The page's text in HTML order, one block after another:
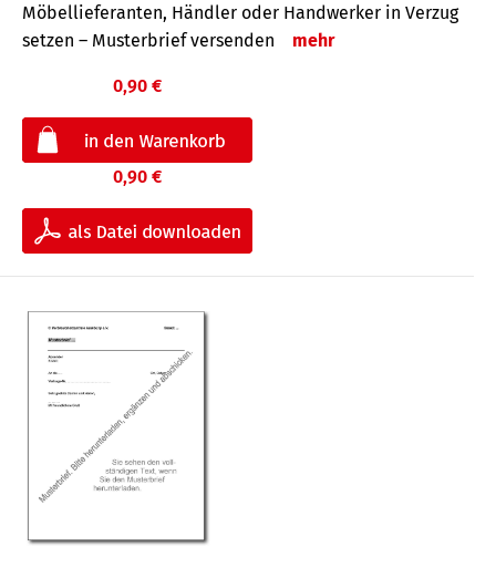
Möbellieferanten, Händler oder Handwerker in Verzug
setzen – Musterbrief versenden
mehr
0,90 €
0,90 €